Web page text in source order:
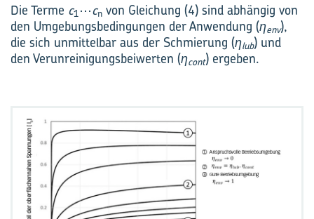
Die Terme c1⋯cn von Gleichung (4) sind abhängig von
den Umgebungsbedingungen der Anwendung (ηenv),
die sich unmittelbar aus der Schmierung (ηlub) und
den Verunreinigungsbeiwerten (ηcont) ergeben.